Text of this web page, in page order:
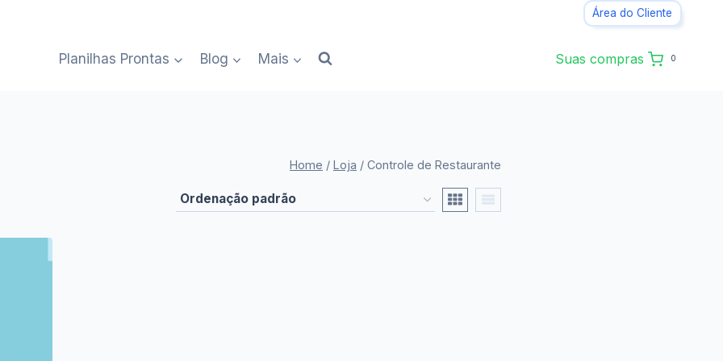
Área do Cliente
Planilhas Prontas Blog Mais Suas compras 0
Home / Loja / Controle de Restaurante